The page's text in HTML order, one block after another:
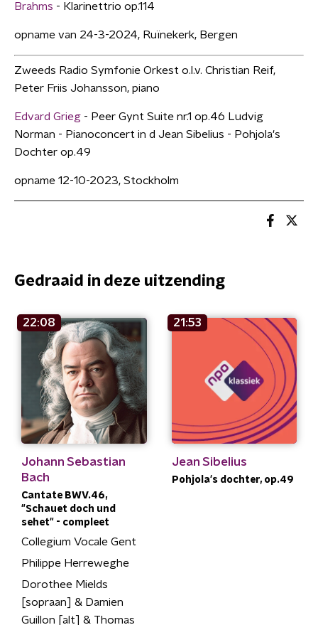
Brahms - Klarinettrio op.114
opname van 24-3-2024, Ruïnekerk, Bergen
Zweeds Radio Symfonie Orkest o.l.v. Christian Reif,
Peter Friis Johansson, piano
Edvard Grieg - Peer Gynt Suite nr.1 op.46 Ludvig
Norman - Pianoconcert in d Jean Sibelius - Pohjola's
Dochter op.49
opname 12-10-2023, Stockholm
Gedraaid in deze uitzending
22:08
Johann Sebastian
Bach
Cantate BWV.46,
"Schauet doch und
sehet" - compleet
Collegium Vocale Gent
Philippe Herreweghe
Dorothee Mields
[sopraan] & Damien
Guillon [alt] & Thomas
21:53
Jean Sibelius
Pohjola's dochter, op.49